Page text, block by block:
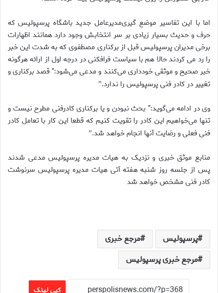
اما با این تفاسیر موضع گیری‌مدیرعامل جدید باشگاه پرسپولیس که
حرف و حدیث بسیار زیادی بر سر انتخابش وجود دارد همانند اظهارات
برخی مدیران پرسپولیس قبل از برکناری مصطفوی که به شدت این خبر
را رد می کردند حالا هم با سیاست فرافکنی در درجه اول از ارائه هرگونه
خبر صحیح و موثقی خودداری می‌کنند و مدعی می‌شود:” قصد برکناری و
تغییر در کادر فنی پرسپولیس را ندارد.”
وی در ادامه می‌گوید:” بحث نبودن و یا برکناری کادرفنی مطرح نیست و
تنها می‌خواهیم این کادر را تقویت کنیم که قطعا این کار با تعامل کادر
فنی فعلی و رضایت آنها انجام خواهد شد.”
منابع موثق خبری و نزدیک به هیات مدیره پرسپولیس مدعی شدند
پس از جلسه روز شنبه هفته آتی هیات مدیره پرسپولیس سرنوشت
کادر فنی مشخص خواهد شد
پرسپولیس
مرجع خبری
مرجع خبری پرسپولیس
کپی لینک